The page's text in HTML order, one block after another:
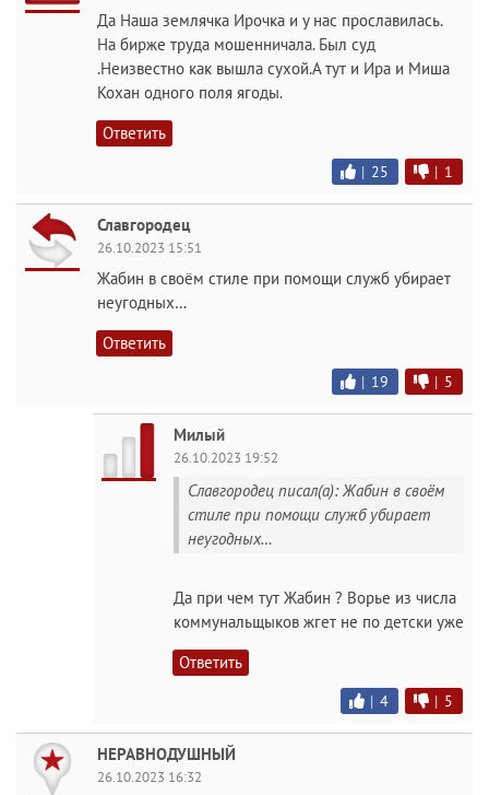
Да Наша землячка Ирочка и у нас прославилась.
На бирже труда мошенничала. Был суд
.Неизвестно как вышла сухой.А тут и Ира и Миша
Кохан одного поля ягоды.
Ответить
| 25 | 1
Славгородец
26.10.2023 15:51
Жабин в своём стиле при помощи служб убирает
неугодных…
Ответить
| 19 | 5
Милый
26.10.2023 19:52
Славгородец писал(а): Жабин в своём
стиле при помощи служб убирает
неугодных…
Да при чем тут Жабин ? Ворье из числа
коммунальщыков жгет не по детски уже
Ответить
| 4 | 5
НЕРАВНОДУШНЫЙ
26.10.2023 16:32